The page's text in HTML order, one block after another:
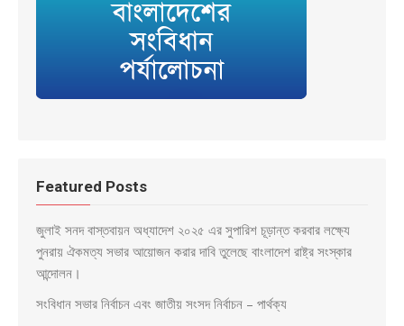
Featured Posts
জুলাই সনদ বাস্তবায়ন অধ্যাদেশ ২০২৫ এর সুপারিশ চূড়ান্ত করবার লক্ষ্যে
পুনরায় ঐকমত্য সভার আয়োজন করার দাবি তুলেছে বাংলাদেশ রাষ্ট্র সংস্কার
আন্দোলন।
সংবিধান সভার নির্বাচন এবং জাতীয় সংসদ নির্বাচন – পার্থক্য